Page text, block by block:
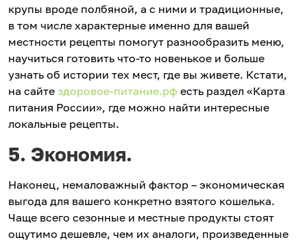
крупы вроде полбяной, а с ними и традиционные,
в том числе характерные именно для вашей
местности рецепты помогут разнообразить меню,
научиться готовить что-то новенькое и больше
узнать об истории тех мест, где вы живете. Кстати,
на сайте здоровое-питание.рф есть раздел «Карта
питания России», где можно найти интересные
локальные рецепты.
5. Экономия.
Наконец, немаловажный фактор – экономическая
выгода для вашего конкретно взятого кошелька.
Чаще всего сезонные и местные продукты стоят
ощутимо дешевле, чем их аналоги, произведенные